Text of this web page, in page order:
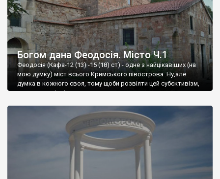
Богом дана Феодосія. Місто Ч.1
Феодосія (Кафа-12 (13) -15 (18) ст) - одне з найцікавіших (на
мою думку) міст всього Кримського півострова .Ну,але
думка в кожного своя, тому щоби розвіяти цей субєктивізм,
запрошую відвідати це